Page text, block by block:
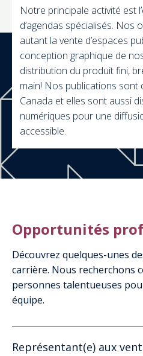
Notre principale activité est
d’agendas spécialisés. Nos
autant la vente d’espaces
conception graphique de
distribution du produit fini,
main! Nos publications sont
Canada et elles sont aussi
numériques pour une
accessible.
Opportunités
Découvrez quelques-unes
carrière. Nous recherchons
personnes talentueuses
équipe.
Représentant(e) aux